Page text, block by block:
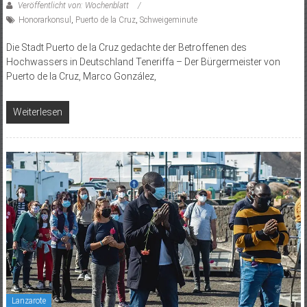
Veröffentlicht von: Wochenblatt
Honorarkonsul
Puerto de la Cruz, Schweigeminute
Die Stadt Puerto de la Cruz gedachte der Betroffenen des
Hochwassers in Deutschland Teneriffa – Der Bürgermeister von
Puerto de la Cruz, Marco González,
Weiterlesen
Lanzarote